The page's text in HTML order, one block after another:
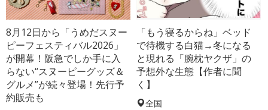
8月12日から「うめだスヌー
ピーフェスティバル2026」
が開幕！阪急でしか手に入
らない“スヌーピーグッズ＆
グルメ”が続々登場！先行予
約販売も
「もう寝るからね」ベッド
で待機する白猫→冬になる
と現れる「腕枕ヤクザ」の
予想外な生態【作者に聞
く】
全国